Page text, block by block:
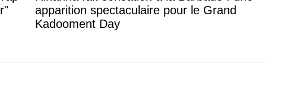
apparition spectaculaire pour le Grand
Kadooment Day